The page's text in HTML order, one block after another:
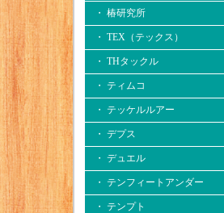
・ 椿研究所
・ TEX（テックス）
・ THタックル
・ ティムコ
・ テッケルルアー
・ デプス
・ デュエル
・ テンフィートアンダー
・ テンプト